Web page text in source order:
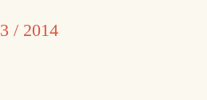
3 / 2014